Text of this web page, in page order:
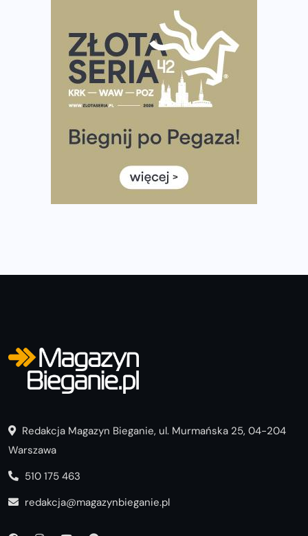
Praska 5k Run gospodarzem Mistrzostw Polski
Największy Bieg Powstania Warszawskiego w historii.
Ponad 12 tysięcy uczestników pobiegło dla Bohaterów!
Tętno vs tempo – czym kierować się w bieganiu?
Co ma dużo białka? Produkty, które warto włączyć do
Rozbiegany Olsztyn szykuje się na weekend z
Już w tę sobotę 35. Bieg Powstania Warszawskiego.
Wystartuje rekordowa liczba uczestników
Redakcja Magazyn Bieganie, ul. Murmańska 25, 04-204
Warszawa
510 175 463
redakcja@magazynbieganie.pl